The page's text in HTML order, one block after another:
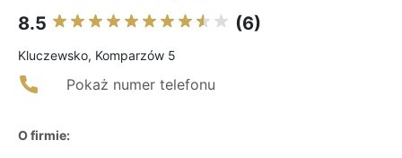
8.5 (6)
Kluczewsko, Komparzów 5
Pokaż numer telefonu
O firmie: